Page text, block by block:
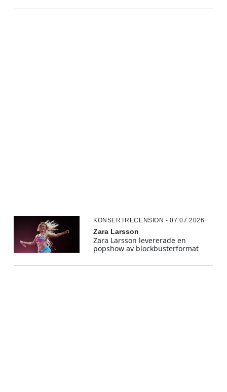
KONSERTRECENSION - 07.07.2026
Zara Larsson
Zara Larsson levererade en
popshow av blockbusterformat